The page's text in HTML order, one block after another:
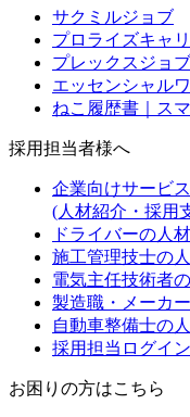
サクミルジョブ
プロライズキャ
プレックスジョ
エッセンシャル
ねこ履歴書｜ス
採用担当者様へ
企業向けサービ
(人材紹介・採用
ドライバーの人
施工管理技士の
電気主任技術者
製造職・メーカ
自動車整備士の
採用担当ログイン
お困りの方はこちら